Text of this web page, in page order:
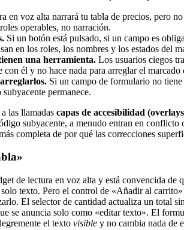
en voz alta narrará tu tabla de precios, pero
operables, no narración.
Si un botón está pulsado, si un campo es
en los roles, los nombres y los estados del
una herramienta. Los usuarios ciegos
él y no hace nada para arreglar el
Si un campo de formulario no
permanece.
las llamadas capas de accesibilidad
subyacente, a menudo entran en
completa de por qué las correcciones
de lectura en voz alta y está convencida
texto. Pero el control de «Añadir al carrito»
El selector de cantidad actualiza un total
se anuncia solo como «editar texto». El
el texto visible y no cambia nada de